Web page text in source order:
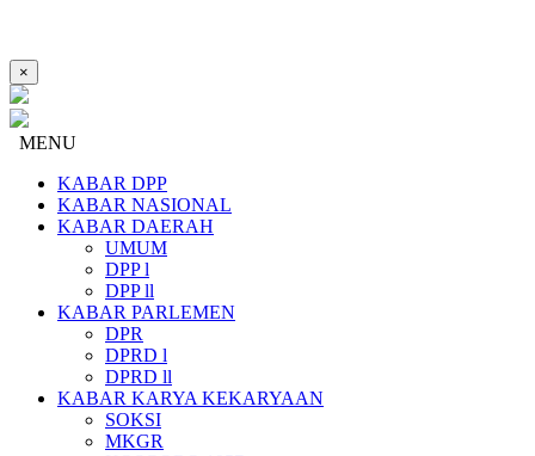
×
MENU
KABAR DPP
KABAR NASIONAL
KABAR DAERAH
UMUM
DPP l
DPP ll
KABAR PARLEMEN
DPR
DPRD l
DPRD ll
KABAR KARYA KEKARYAAN
SOKSI
MKGR